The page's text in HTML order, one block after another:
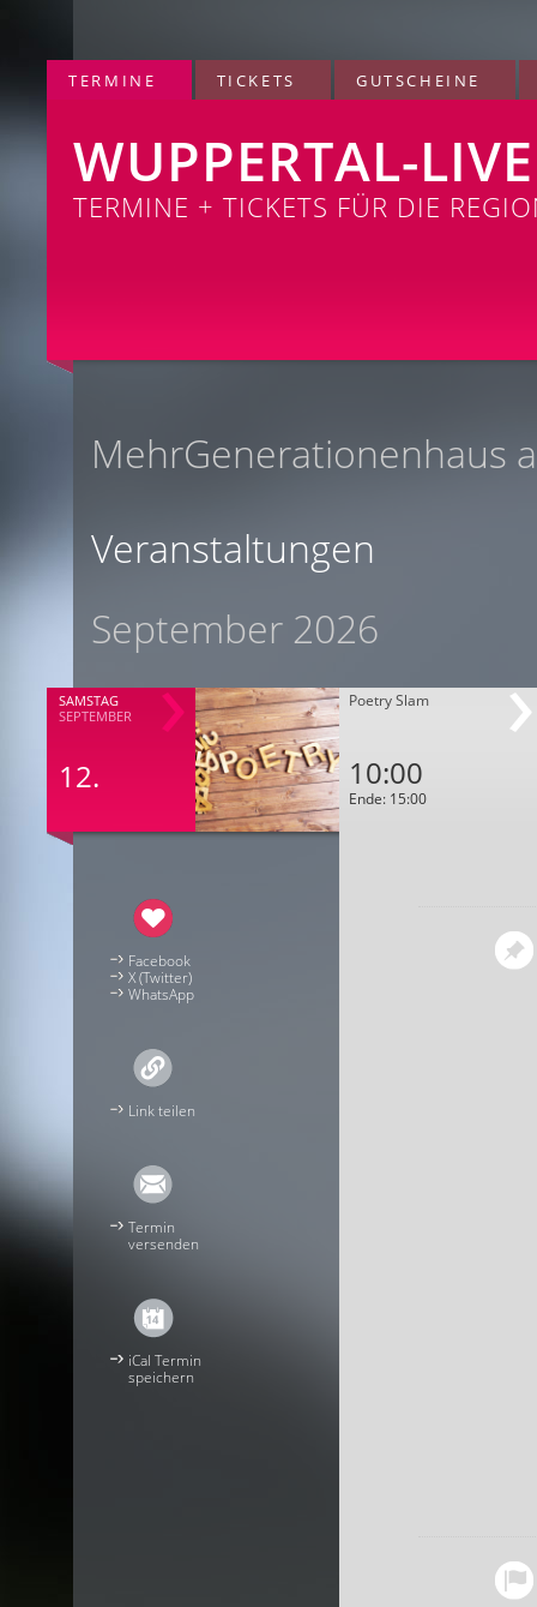
TERMINE TICKETS GUTSCHEINE
WUPPERTAL-LIVE
TERMINE + TICKETS FÜR DIE
MehrGenerationenhaus
Veranstaltungen
September 2026
SAMSTAG
SEPTEMBER
12.
Poetry Slam
10:00
Ende: 15:00
Facebook
X (Twitter)
WhatsApp
Link teilen
Termin
versenden
iCal Termin
speichern